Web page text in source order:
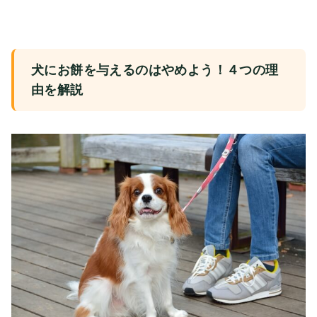
犬にお餅を与えるのはやめよう！４つの理
由を解説